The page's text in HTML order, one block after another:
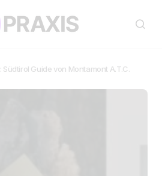
Guide von Montamont A.T.C.